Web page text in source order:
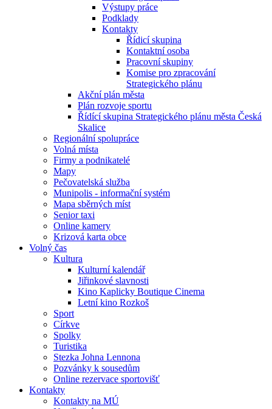
Výstupy práce
Podklady
Kontakty
Řídicí skupina
Kontaktní osoba
Pracovní skupiny
Komise pro zpracování
Strategického plánu
Akční plán města
Plán rozvoje sportu
Řídící skupina Strategického plánu města Česká
Skalice
Regionální spolupráce
Volná místa
Firmy a podnikatelé
Mapy
Pečovatelská služba
Munipolis - informační systém
Mapa sběrných míst
Senior taxi
Online kamery
Krizová karta obce
Volný čas
Kultura
Kulturní kalendář
Jiřinkové slavnosti
Kino Kaplicky Boutique Cinema
Letní kino Rozkoš
Sport
Církve
Spolky
Turistika
Stezka Johna Lennona
Pozvánky k sousedům
Online rezervace sportovišť
Kontakty
Kontakty na MÚ